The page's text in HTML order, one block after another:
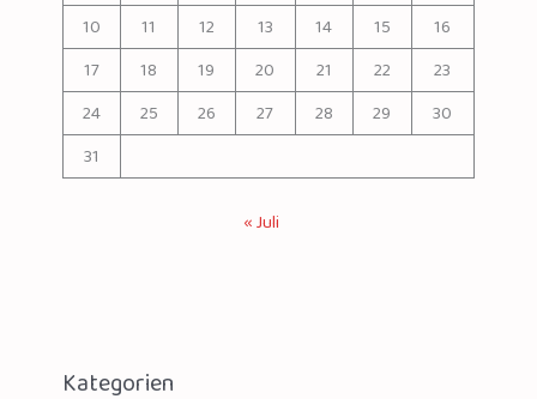
10
11 12 13 14 15
16
17
18 19 20 21 22
23
24
25 26 27 28 29
30
31
« Juli
Kategorien